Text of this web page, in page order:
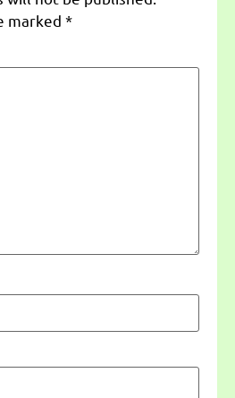
marked *